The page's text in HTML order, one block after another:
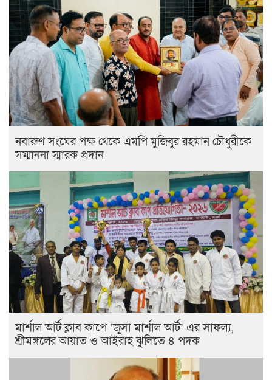
নবারুণ সংঘের পক্ষ থেকে এমপি মুজিবুর রহমান চৌধুরীকে
সম্মাননা স্মারক প্রদান
মার্শাল আর্ট ক্লাব কাপে ‘জুসা মার্শাল আর্ট’ এর সাফল্য,
শ্রীমঙ্গলের আয়াত ও আইরাহ ঝুলিতে ৪ পদক